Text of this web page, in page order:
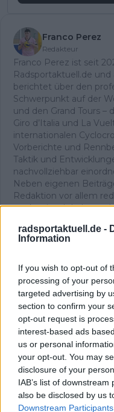
radsportaktuell.de -
Information
If you wish to opt-out of
processing of your
targeted advertising by
section to confirm your
opt-out request is
interest-based ads
us or personal
your opt-out. You may
disclosure of your
IAB’s list of
also be disclosed by us
Downstream Participants
Franco Perez
Redakteur
Franco Perez ist seit
Radsportaktuell.de
berichtet über den
Schwerpunkt auf der
und den Grand Tours –
Giro d’Italia und La
internationalen
Vorberichte und
Taktik und
nachvollziehbar
Neben eigenen
Redaktion vor allem
strukturiert Inhalte und
Qualität, damit
belastbar bleiben. In
Wert auf sorgfältige
Informationen
Beiträge des
Klatscht 0
Besucher 0
Vorheriger Artikel
"Ich hatte